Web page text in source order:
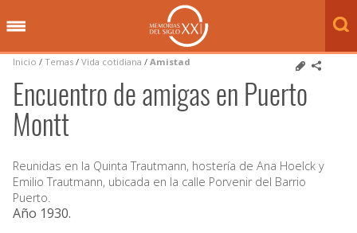
Inicio / Temas / Vida cotidiana / Amistad
Encuentro de amigas en Puerto
Montt
Reunidas en la Quinta Trautmann, hostería de Ana Hoelck y
Emilio Trautmann, ubicada en la calle Porvenir del Barrio
Puerto.
Año 1930.